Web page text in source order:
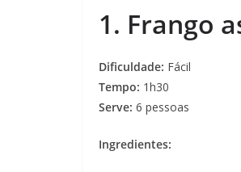
1. Frango
Dificuldade: Fácil
Tempo: 1h30
Serve: 6 pessoas
Ingredientes: